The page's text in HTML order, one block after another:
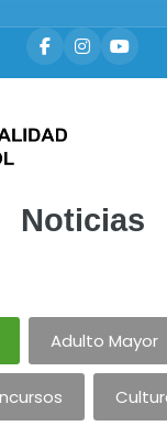
Noticias
Adulto Mayor